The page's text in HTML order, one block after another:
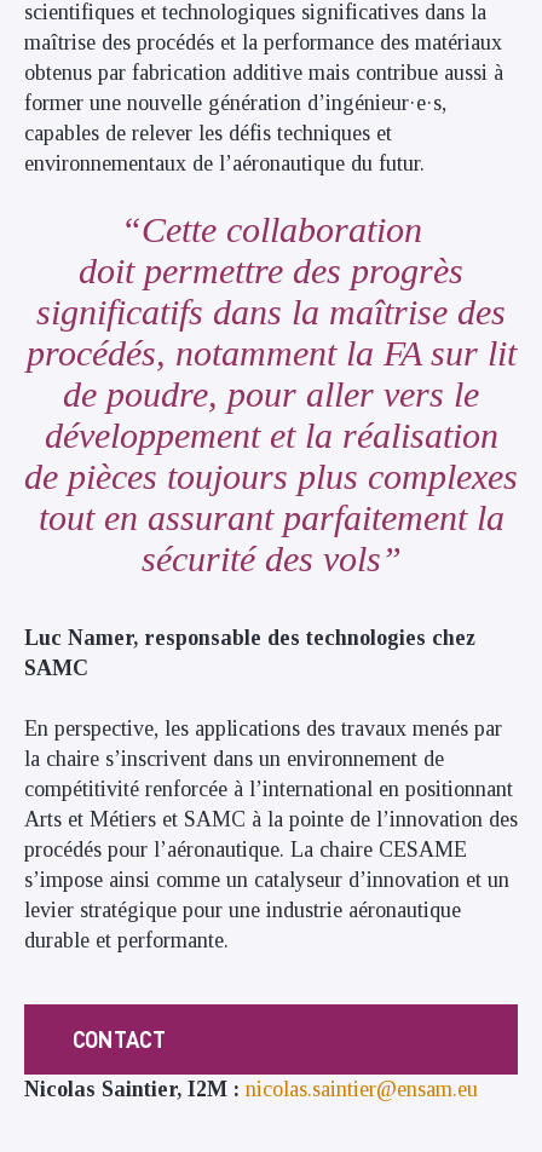
scientifiques et technologiques significatives dans la
maîtrise des procédés et la performance des matériaux
obtenus par fabrication additive mais contribue aussi à
former une nouvelle génération d’ingénieur·e·s,
capables de relever les défis techniques et
environnementaux de l’aéronautique du futur.
Cette collaboration
doit permettre des progrès
significatifs dans la maîtrise des
procédés, notamment la FA sur lit
de poudre, pour aller vers le
développement et la réalisation
de pièces toujours plus complexes
tout en assurant parfaitement la
sécurité des vols
Luc Namer, responsable des technologies chez
SAMC
En perspective, les applications des travaux menés par
la chaire s’inscrivent dans un environnement de
compétitivité renforcée à l’international en positionnant
Arts et Métiers et SAMC à la pointe de l’innovation des
procédés pour l’aéronautique. La chaire CESAME
s’impose ainsi comme un catalyseur d’innovation et un
levier stratégique pour une industrie aéronautique
durable et performante.
CONTACT
Nicolas Saintier, I2M : nicolas.saintier@ensam.eu